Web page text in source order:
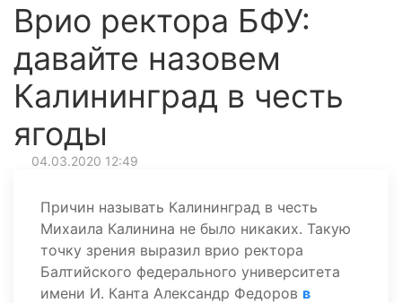
Врио ректора БФУ:
давайте назовем
Калининград в честь
ягоды
04.03.2020 12:49
Причин называть Калининград в честь
Михаила Калинина не было никаких. Такую
точку зрения выразил врио ректора
Балтийского федерального университета
имени И. Канта Александр Федоров в